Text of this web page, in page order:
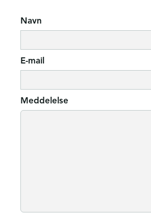
Navn
E-mail
Meddelelse